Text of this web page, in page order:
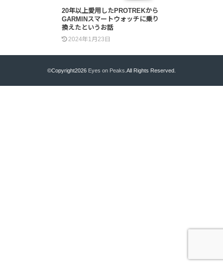
20年以上愛用したPROTREKから
GARMINスマートウォッチに乗り
換えたというお話
2024年1月23日
©Copyright2026 Eyes on Peaks .All Rights Reserved.